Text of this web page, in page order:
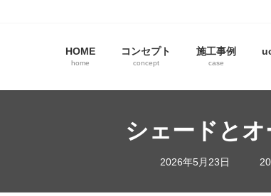
HOME
home
コンセプト
concept
施工事例
case
シェードと
2026年5月23日